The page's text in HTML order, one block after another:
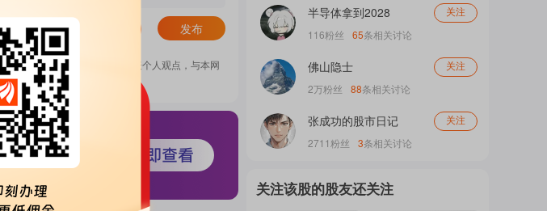
概
发布
表的所有资料、言论等仅代表个人观点，与本网
方财富社区管理规定》
半导体拿到2028 关注
116粉丝 65条相关讨论
佛山隐士 关注
2万粉丝 88条相关讨论
张成功的股市日记 关注
2711 粉丝 3条相关讨论
关注该股的股友还关注